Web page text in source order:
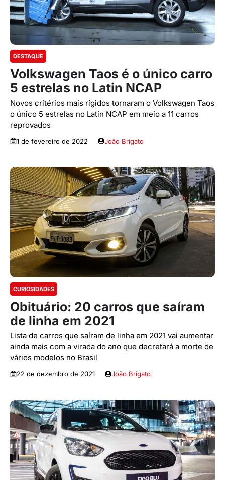
DESTAQUE
Volkswagen Taos é o único carro
5 estrelas no Latin NCAP
Novos critérios mais rígidos tornaram o Volkswagen Taos
o único 5 estrelas no Latin NCAP em meio a 11 carros
reprovados
1 de fevereiro de 2022 João Brigato
CURIOSIDADES
Obituário: 20 carros que saíram
de linha em 2021
Lista de carros que saíram de linha em 2021 vai aumentar
ainda mais com a virada do ano que decretará a morte de
vários modelos no Brasil
22 de dezembro de 2021 João Brigato